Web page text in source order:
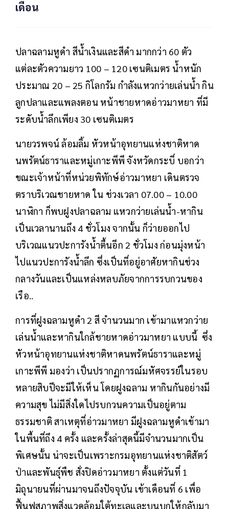
เดือน
ปลาฉลามหูดำ สีน้ำเงินและสีดำ มากกว่า 60 ตัว
แต่ละตัวความยาว 100 – 120 เซนติเมตร น้ำหนัก
ประมาณ 20 – 25 กิโลกรัม กำลังแหวกว่ายเล่นน้ำ กิน
ลูกปลาและแพลงตอน หน้าชายหาดอ่าวมาหยา ที่มี
ระดับน้ำลึกเพียง 30 เซนติเมตร
นายวรพจน์ ล้อมลิ้ม หัวหน้าอุทยานแห่งชาติหาด
นพรัตน์ธาราและหมู่เกาะพีพี จังหวัดกระบี่ บอกว่า
ขณะเจ้าหน้าที่หน่วยพิทักษ์อ่าวมาหยา เดินตรวจ
ตราบริเวณชายหาด ใน ช่วงเวลา 07.00 – 10.00
นาฬิกา ก็พบฝูงปลาฉลาม แหวกว่ายเล่นน้ำ-หากิน
เป็นเวลานานถึง 4 ชั่วโมง จากนั้น ก็ว่ายออกไป
บริเวณแนวปะการังน้ำตื้นอีก 2 ชั่วโมง ก่อนมุ่งหน้า
ไปแนวปะการังน้ำลึก ซึ่งเป็นที่อยู่อาศัยหากินช่วง
กลางวันและเป็นแหล่งหลบภัยจากการรบกวนของ
เรือ..
การที่ฝูงฉลามหูดำ 2 สี จำนวนมาก เข้ามาแหวกว่าย
เล่นน้ำและหากินใกล้ชายหาดอ่าวมาหยา แบบนี้ ซึ่ง
หัวหน้าอุทยานแห่งชาติหาดนพรัตน์ธาราและหมู่
เกาะพีพี มองว่า เป็นปรากฏการณ์มหัศจรรย์ในรอบ
หลายสิบปีจะมีให้เห็น โดยฝูงฉลาม หากินกันอย่างมี
ความสุข ไม่มีสิ่งใดไปรบกวนความเป็นอยู่ตาม
ธรรมชาติ สาเหตุที่อ่าวมาหยา มีฝูงฉลามหูดำเข้ามา
ในพื้นที่ถึง 4 ครั้ง และครั้งล่าสุดนี้มีจำนวนมากเป็น
พิเศษนั้น น่าจะเป็นเพราะกรมอุทยานแห่งชาติสัตว์
ป่าและพันธุ์พืช สั่งปิดอ่าวมาหยา ตั้งแต่วันที่ 1
มิถุนายนที่ผ่านมาจนถึงปัจจุบัน เข้าเดือนที่ 6 เพื่อ
ฟื้นฟูสภาพสิ่งแวดล้อมใต้ทะเลและบนบกให้กลับมา